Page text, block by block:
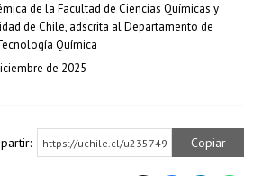
de la Facultad de Ciencias Químicas y
de Chile, adscrita al Departamento de
Química
de 2025
https://uchile.cl/u235749 Copiar